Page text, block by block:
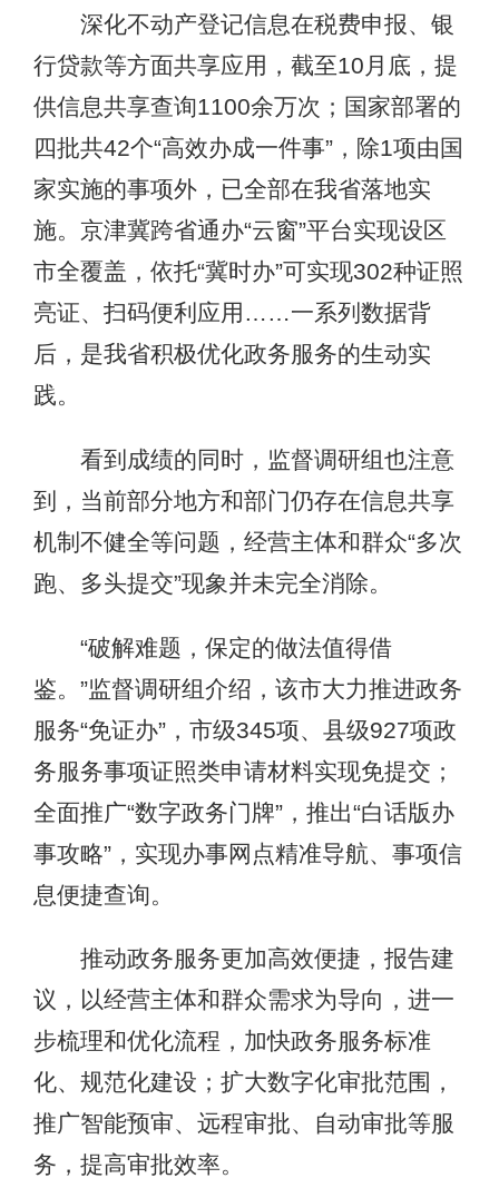
深化不动产登记信息在税费申报、银
行贷款等方面共享应用，截至10月底，提
供信息共享查询1100余万次；国家部署的
四批共42个“高效办成一件事”，除1项由国
家实施的事项外，已全部在我省落地实
施。京津冀跨省通办“云窗”平台实现设区
市全覆盖，依托“冀时办”可实现302种证照
亮证、扫码便利应用……一系列数据背
后，是我省积极优化政务服务的生动实
践。
看到成绩的同时，监督调研组也注意
到，当前部分地方和部门仍存在信息共享
机制不健全等问题，经营主体和群众“多次
跑、多头提交”现象并未完全消除。
“破解难题，保定的做法值得借
鉴。”监督调研组介绍，该市大力推进政务
服务“免证办”，市级345项、县级927项政
务服务事项证照类申请材料实现免提交；
全面推广“数字政务门牌”，推出“白话版办
事攻略”，实现办事网点精准导航、事项信
息便捷查询。
推动政务服务更加高效便捷，报告建
议，以经营主体和群众需求为导向，进一
步梳理和优化流程，加快政务服务标准
化、规范化建设；扩大数字化审批范围，
推广智能预审、远程审批、自动审批等服
务，提高审批效率。